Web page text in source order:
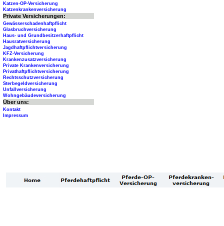
Katzen-OP-Versicherung
Katzenkrankenversicherung
Private Versicherungen:
Gewässerschadenhaftpflicht
Glasbruchversicherung
Haus- und Grundbesitzerhaftpflicht
Hausratversicherung
Jagdhaftpflichtversicherung
KFZ-Versicherung
Krankenzusatzversicherung
Private Krankenversicherung
Privathaftpflichtversicherung
Rechtsschutzversicherung
Sterbegeldversicherung
Unfallversicherung
Wohngebäudeversicherung
Über uns:
Kontakt
Impressum